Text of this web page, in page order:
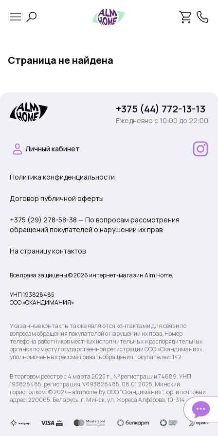
Страница не найдена
+375 (44) 772-13-13
Ежедневно c 10:00 до 22:00
Личный кабинет
Политика конфиденциальности
Договор публичной оферты
+375 (29) 278-58-38 — По вопросам рассмотрения
обращений покупателей о нарушении их прав
На страницу контактов
Все права защищены © 2026 интернет-магазин Alm Home.
УНП 193828485
ООО «СКАНДИМАНИЯ»
Указанные контакты также являются контактами для связи по
вопросам обращения покупателей о нарушении их прав. Номер
телефона работников местных исполнительных и распорядительных
органов по месту государственной регистрации ООО «Скандимания»,
уполномоченных рассматривать обращения покупателей: 142.
В торговом реестре с 4 марта 2025 г., № регистрации 74689, УНП
193828485, регистрация №193828485, 08.01.2025, Минский
горисполком. © 2024– almhome.by, ООО “Скандимания”, юр. и почтовый
адрес: 220065, Беларусь, г. Минск, ул. Жореса Алфёрова, 10-314